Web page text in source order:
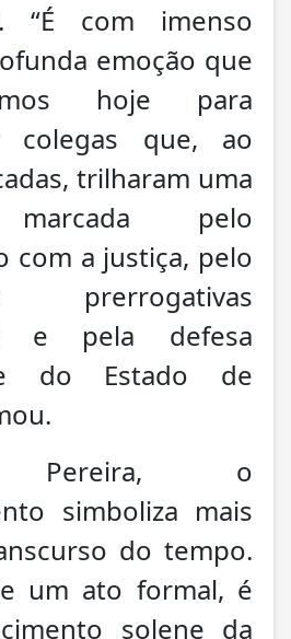
“É com imenso
emoção que
hoje para
colegas que, ao
trilharam uma
pelo
com a justiça, pelo
e pela defesa
do Estado de
Pereira, o
simboliza mais
do tempo.
um ato formal, é
solene da